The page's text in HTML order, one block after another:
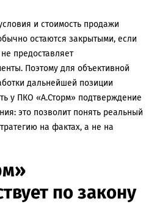
и стоимость продажи
остаются закрытыми, если
предоставляет
Поэтому для объективной
дальнейшей позиции
у ПКО «А.Сторм» подтверждение
это позволит понять реальный
на фактах, а не на
по закону